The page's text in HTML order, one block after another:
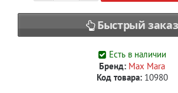
Быстрый заказ
Есть в наличии
Бренд: Max Mara
Код товара:10980